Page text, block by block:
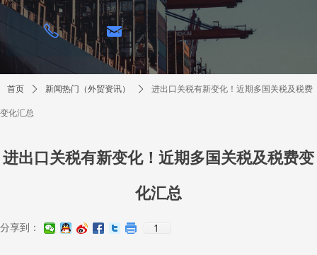
首页 ꄲ 新闻热门（外贸资讯） ꄲ 进出口关税有新变化！近期多国关税及税费
变化汇总
进出口关税有新变化！近期多国关税及税费变
化汇总
分享到： 1
ꂅ 낂